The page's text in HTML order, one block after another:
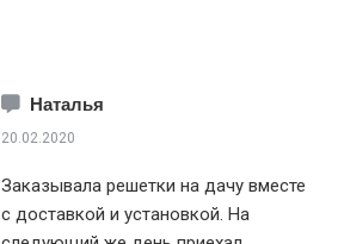
Наталья
20.02.2020
Заказывала решетки на дачу вместе
с доставкой и установкой. На